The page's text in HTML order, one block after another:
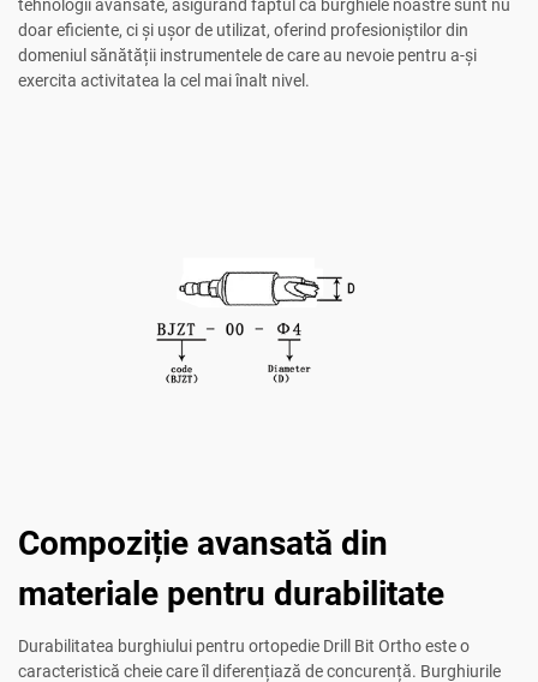
tehnologii avansate, asigurând faptul că burghiele noastre sunt nu
doar eficiente, ci și ușor de utilizat, oferind profesioniștilor din
domeniul sănătății instrumentele de care au nevoie pentru a-și
exercita activitatea la cel mai înalt nivel.
Compoziție avansată din
materiale pentru durabilitate
Durabilitatea burghiului pentru ortopedie Drill Bit Ortho este o
caracteristică cheie care îl diferențiază de concurență. Burghiurile